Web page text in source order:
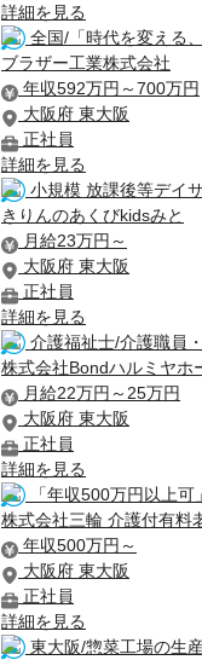
詳細を見る
全国/「時代を変える
ブラザー工業株式会社
年収592万円～700万円
大阪府 東大阪
正社員
詳細を見る
小規模 放課後等デイ
きりんのあくびkidsみと
月給23万円～
大阪府 東大阪
正社員
詳細を見る
介護福祉士/介護職員
株式会社Bondハルミヤホ
月給22万円～25万円
大阪府 東大阪
正社員
詳細を見る
「年収500万円以上
株式会社三輪 介護付有料
年収500万円～
大阪府 東大阪
正社員
詳細を見る
東大阪/惣菜工場の生